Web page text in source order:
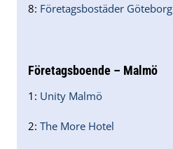
8: Företagsbostäder Göteborg
Företagsboende – Malmö
1: Unity Malmö
2: The More Hotel